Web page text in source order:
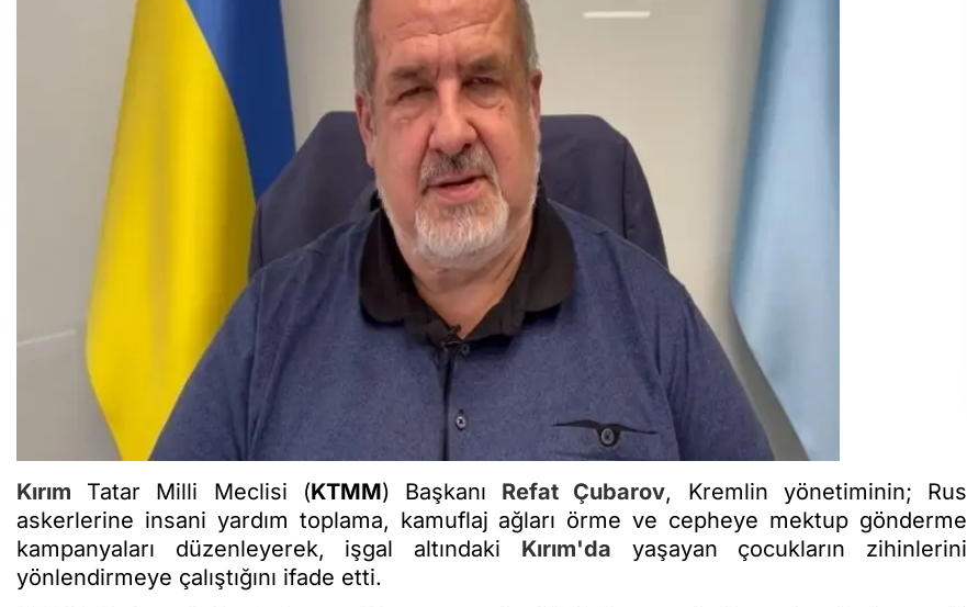
Kırım Tatar Milli Meclisi (KTMM) Başkanı Refat Çubarov, Kremlin yönetiminin; Rus
askerlerine insani yardım toplama, kamuflaj ağları örme ve cepheye mektup gönderme
kampanyaları düzenleyerek, işgal altındaki Kırım'da yaşayan çocukların zihinlerini
yönlendirmeye çalıştığını ifade etti.